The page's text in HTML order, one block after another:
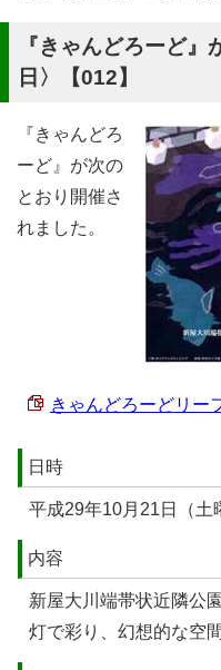
『きゃんどろーど
日〉【012】
『きゃんどろ
ーど』が次の
とおり開催さ
れました。
きゃんどろーどリー
日時
平成29年10月21日（土
内容
新屋大川端帯状近隣公
灯で彩り、幻想的な空